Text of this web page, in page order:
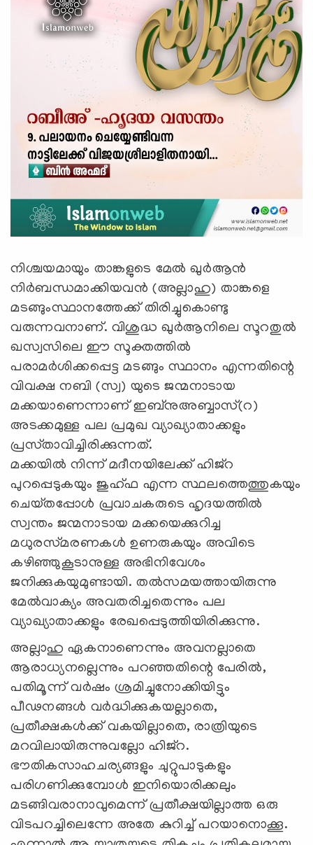
നിശ്ചയമായും താങ്കളുടെ മേല്‍ ഖുര്‍ആന്‍
നിര്‍ബന്ധമാക്കിയവന്‍ (അല്ലാഹു) താങ്കളെ
മടങ്ങുംസ്ഥാനത്തേക്ക്‌ തിരിച്ചുകൊണ്ടു
വരുന്നവനാണ്‌. വിശുദ്ധ ഖുര്‍ആനിലെ സൂറതുല്‍
ഖസ്വസിലെ ഈ സൂക്തത്തില്‍
പരാമര്‍ശിക്കപ്പെട്ട മടങ്ങും സ്ഥാനം എന്നതിന്റെ
വിവക്ഷ നബി (സ്വ) യുടെ ജന്മനാടായ
മക്കയാണെന്നാണ് ഇബ്‌നുഅബ്ബാസ്‌(റ)
അടക്കമുള്ള പല പ്രമുഖ വ്യാഖ്യാതാക്കളും
പ്രസ്‌താവിച്ചിരിക്കുന്നത്.
മക്കയില്‍ നിന്ന്‌ മദീനയിലേക്ക്‌ ഹിജ്‌റ
പുറപ്പെടുകയും ജുഹ്‌ഫ എന്ന സ്ഥലത്തെത്തുകയും
ചെയ്‌തപ്പോള്‍ പ്രവാചകരുടെ ഹൃദയത്തില്‍
സ്വന്തം ജന്മനാടായ മക്കയെക്കുറിച്ച
മധുരസ്‌മരണകള്‍ ഉണരുകയും അവിടെ
കഴിഞ്ഞുകൂടാനുള്ള അഭിനിവേശം
ജനിക്കുകയുമുണ്ടായി. തല്‍സമയത്തായിരുന്നു
മേല്‍വാക്യം അവതരിച്ചതെന്നും പല
വ്യാഖ്യാതാക്കളും രേഖപ്പെടുത്തിയിരിക്കുന്നു.
അല്ലാഹു ഏകനാണെന്നും അവനല്ലാതെ
ആരാധ്യനല്ലെന്നും പറഞ്ഞതിന്റെ പേരില്‍,
പതിമൂന്ന് വര്‍ഷം ശ്രമിച്ചുനോക്കിയിട്ടും
പീഢനങ്ങള്‍ വര്‍ദ്ധിക്കുകയല്ലാതെ,
പ്രതീക്ഷകള്‍ക്ക് വകയില്ലാതെ, രാത്രിയുടെ
മറവിലായിരുന്നുവല്ലോ ഹിജ്റ.
ഭൗതികസാഹചര്യങ്ങളും ചുറ്റുപാടുകളും
പരിഗണിക്കുമ്പോള്‍ ഇനിയൊരിക്കലും
മടങ്ങിവരാനാവുമെന്ന് പ്രതീക്ഷയില്ലാത്ത ഒരു
വിടപറച്ചിലെന്നേ അതേ കുറിച്ച് പറയാനൊക്കൂ.